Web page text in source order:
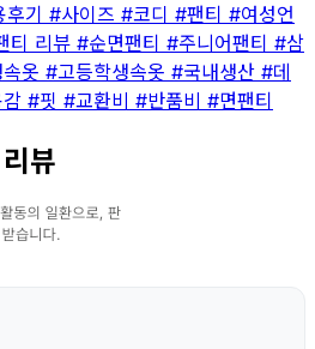
후기 #사이즈 #코디 #팬티 #여성언
티 리뷰 #순면팬티 #주니어팬티 #삼
옷 #고등학생속옷 #국내생산 #데
#핏 #교환비 #반품비 #면팬티
뷰